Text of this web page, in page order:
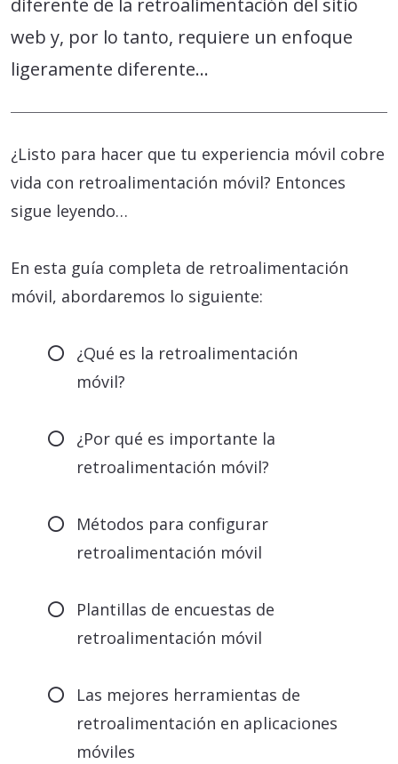
diferente de la retroalimentación del sitio
web y, por lo tanto, requiere un enfoque
ligeramente diferente…
¿Listo para hacer que tu experiencia móvil cobre
vida con retroalimentación móvil? Entonces
sigue leyendo…
En esta guía completa de retroalimentación
móvil, abordaremos lo siguiente:
¿Qué es la retroalimentación
móvil?
¿Por qué es importante la
retroalimentación móvil?
Métodos para configurar
retroalimentación móvil
Plantillas de encuestas de
retroalimentación móvil
Las mejores herramientas de
retroalimentación en aplicaciones
móviles